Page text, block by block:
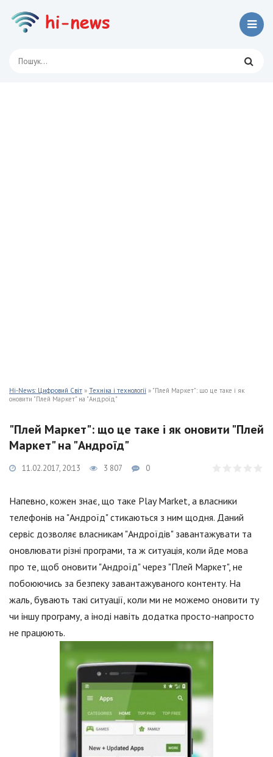
Hi-News: Цифровий Світ » Техніка і технології » "Плей Маркет": що це таке і як
оновити "Плей Маркет" на "Андроїд"
"Плей Маркет": що це таке і як оновити "Плей
Маркет" на "Андроїд"
11.02.2017, 20:13 3 807 0
Напевно, кожен знає, що таке Play Market, а власники
телефонів на "Андроїд" стикаються з ним щодня. Даний
сервіс дозволяє власникам "Андроїдів" завантажувати та
оновлювати різні програми, та ж ситуація, коли йде мова
про те, щоб оновити "Андроїд" через "Плей Маркет", не
побоюючись за безпеку завантажуваного контенту. На
жаль, бувають такі ситуації, коли ми не можемо оновити ту
чи іншу програму, а іноді навіть додатка просто-напросто
не працюють.